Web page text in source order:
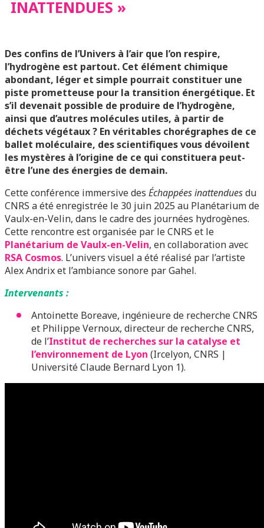
INATTENDUES »
Des confins de l’Univers à l’air que l’on respire,
l’hydrogène est partout. Cet élément chimique
abondant, léger et simple pourrait constituer une
piste prometteuse pour la transition énergétique. Et
s’il devenait possible de produire de l’hydrogène,
ainsi que d’autres molécules utiles, à partir de
déchets végétaux ? En véritables chorégraphes de ce
ballet moléculaire, des scientifiques vous dévoilent
les mystères à l’origine de ce qui constituera peut-
être l’une des énergies de demain.
Cette conférence immersive des Échappées inattenduesdu
CNRS a été enregistrée le 30 juin 2025 au Planétarium de
Vaulx-en-Velin, dans le cadre des journées hydrogènes.
Cette rencontre est organisée par le CNRS et le
Planétarium de Vaulx-en-Velin, en collaboration avec
RSA Cosmos. L’univers visuel a été réalisé par l’artiste
Alex Andrix et l’ambiance sonore par Gahel.
Intervenants :
Antoinette Boreave, ingénieure de recherche CNRS
et Philippe Vernoux, directeur de recherche CNRS,
de l’Institut de recherches sur la catalyse et
l’environnement de Lyon (Ircelyon, CNRS |
Université Claude Bernard Lyon 1).